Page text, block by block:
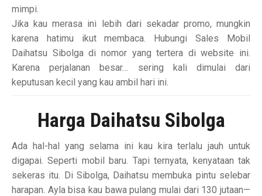
mimpi.
Jika kau merasa ini lebih dari sekadar promo, mungkin
karena hatimu ikut membaca. Hubungi Sales Mobil
Daihatsu Sibolga di nomor yang tertera di website ini.
Karena perjalanan besar… sering kali dimulai dari
keputusan kecil yang kau ambil hari ini.
Harga Daihatsu Sibolga
Ada hal-hal yang selama ini kau kira terlalu jauh untuk
digapai. Seperti mobil baru. Tapi ternyata, kenyataan tak
sekeras itu. Di Sibolga, Daihatsu membuka pintu selebar
harapan. Ayla bisa kau bawa pulang mulai dari 130 jutaan—